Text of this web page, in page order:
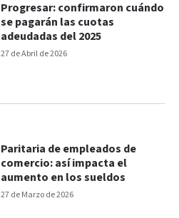
27 de Abril de 2026
Progresar: confirmaron cuándo
se pagarán las cuotas
adeudadas del 2025
27 de Marzo de 2026
Paritaria de empleados de
comercio: así impacta el
aumento en los sueldos